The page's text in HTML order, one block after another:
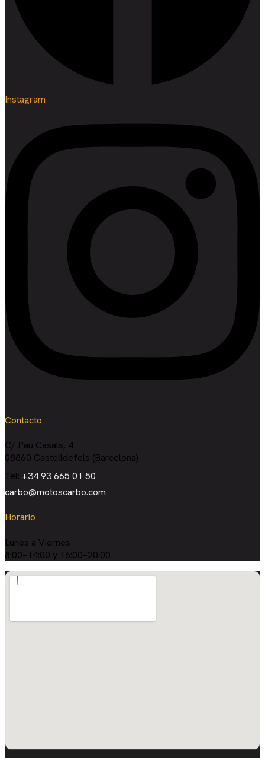
Instagram
Contacto
C/ Pau Casals, 4
08860 Castelldefels (Barcelona)
Tel: +34 93 665 01 50
carbo@motoscarbo.com
Horario
Lunes a Viernes
8:00–14:00 y 16:00–20:00